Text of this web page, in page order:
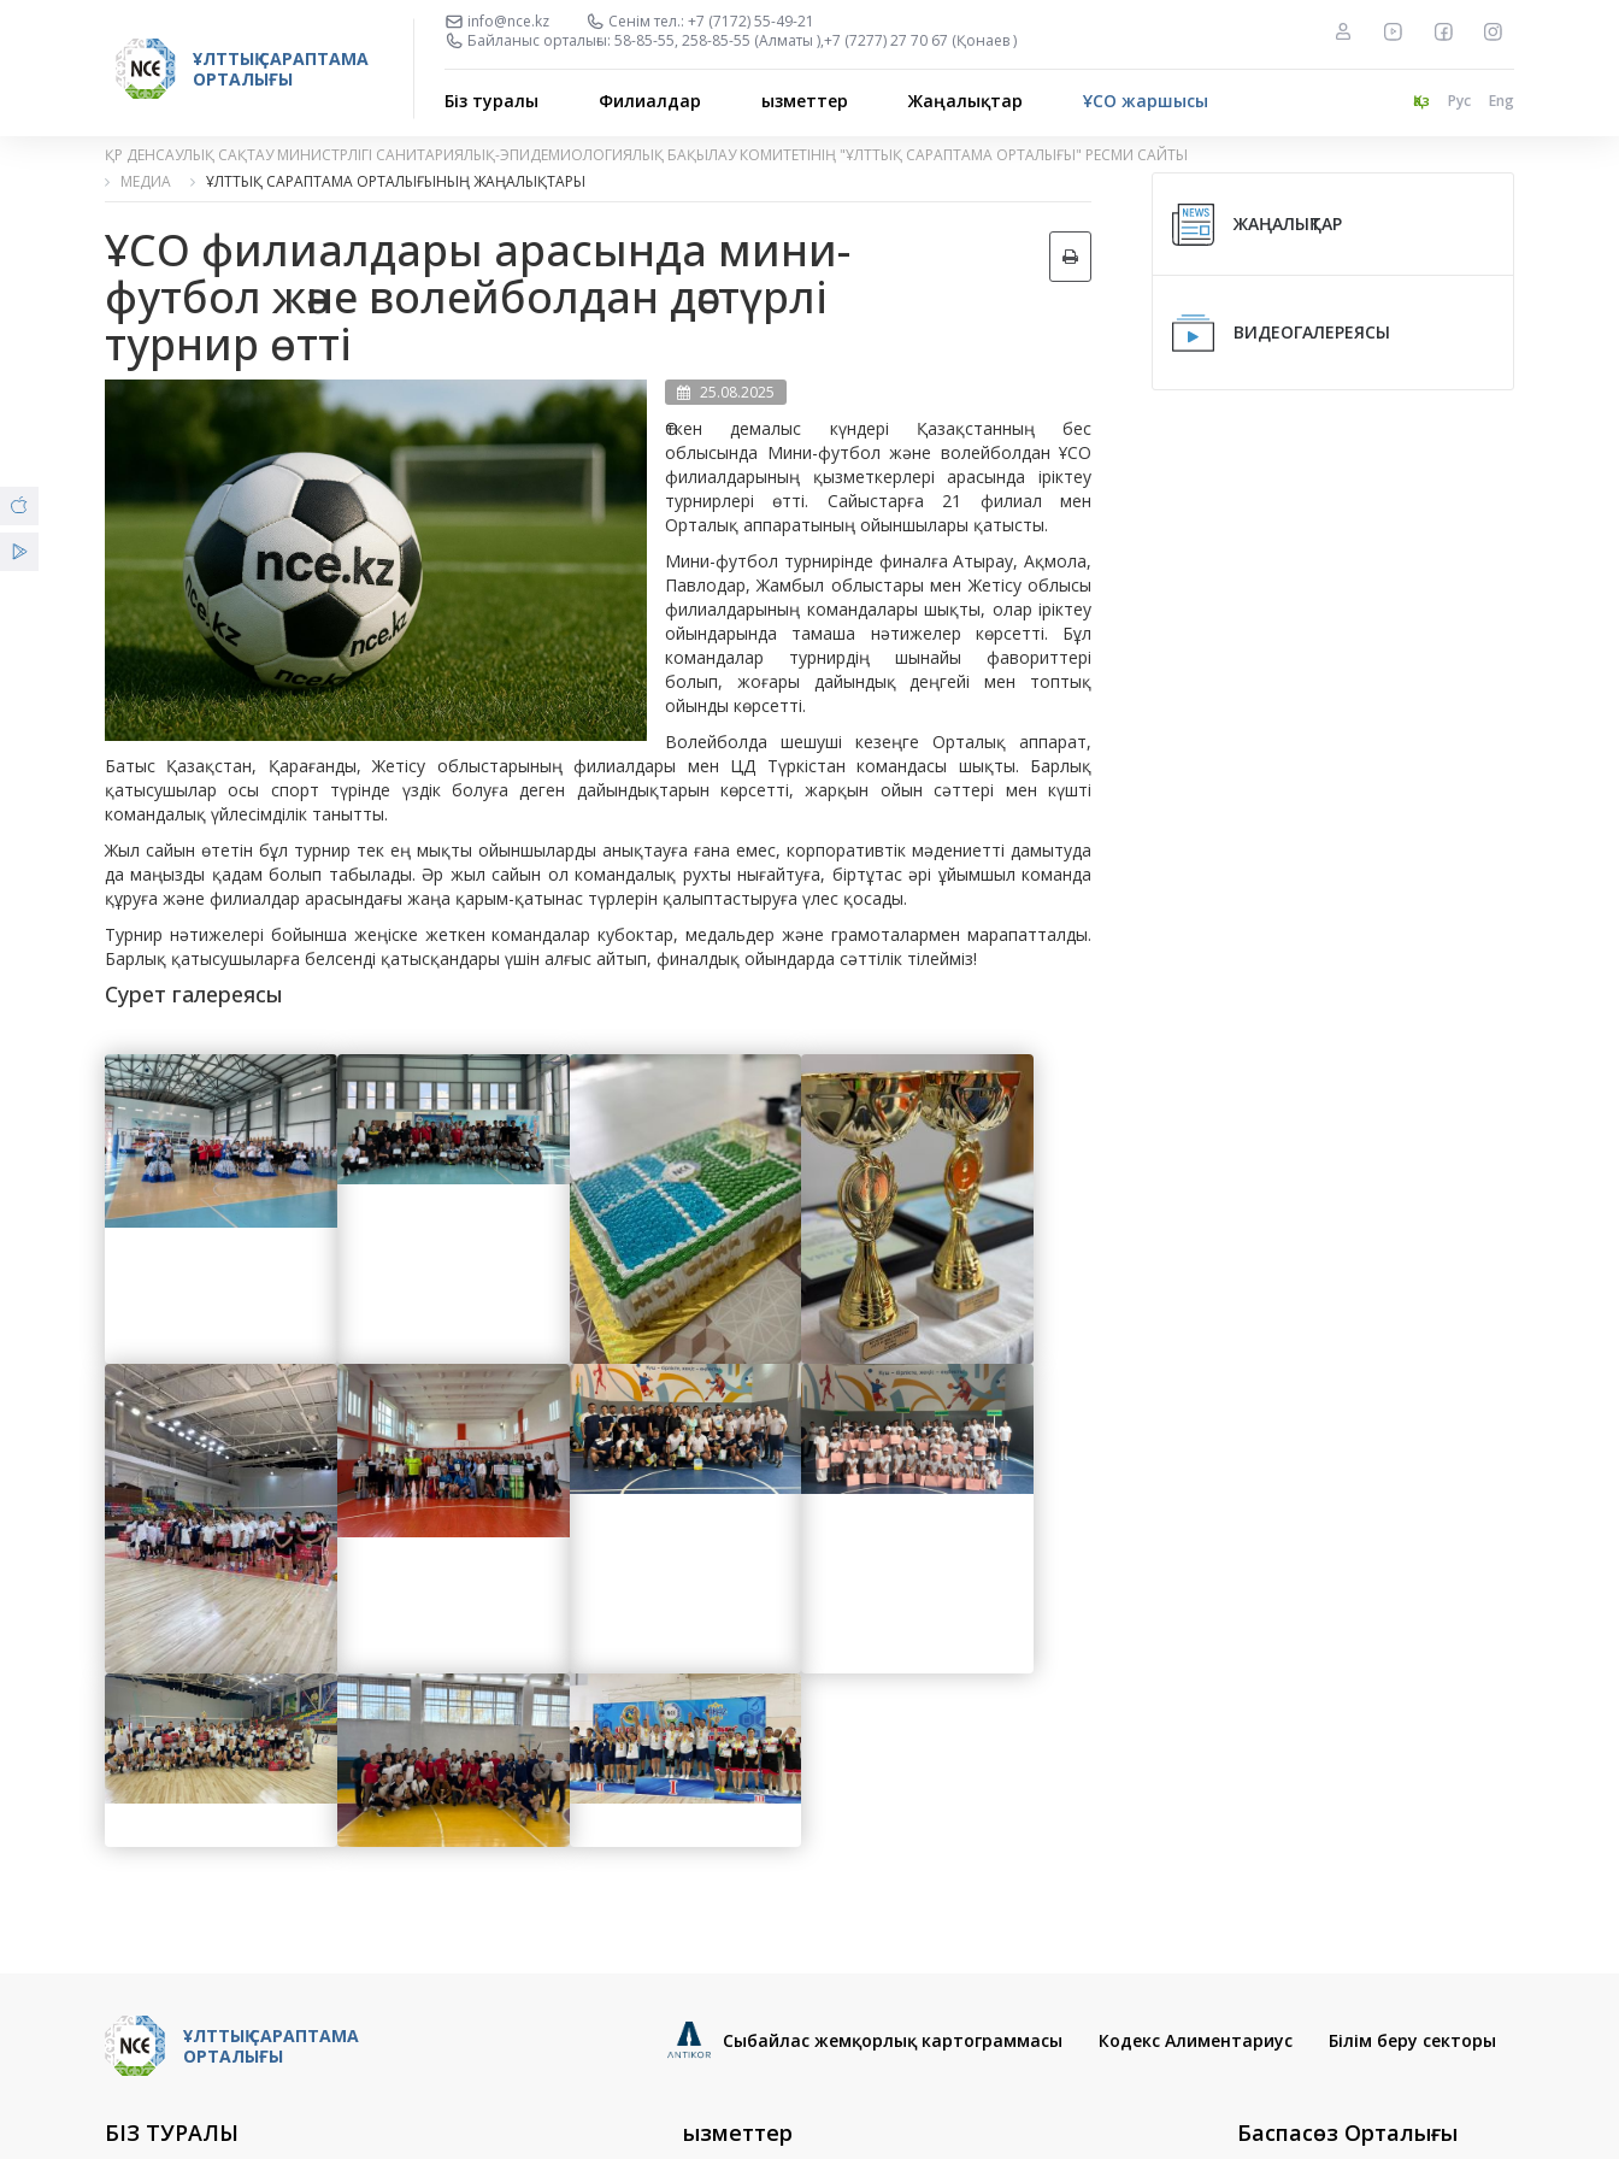
ҰЛТТЫҚ САРАПТАМА
ОРТАЛЫҒЫ
info@nce.kz Сенім тел.: +7 (7172) 55-49-21
Байланыс орталығы: 58-85-55, 258-85-55 (Алматы ),+7 (7277) 27 70 67 (Қонаев)
Біз туралы Филиалдар Қызметтер Жаңалықтар ҰСО жаршысы Қаз Рус Eng
ҚР ДЕНСАУЛЫҚ САҚТАУ МИНИСТРЛІГІ САНИТАРИЯЛЫҚ-ЭПИДЕМИОЛОГИЯЛЫҚ БАҚЫЛАУ КОМИТЕТІНІҢ "ҰЛТТЫҚ САРАПТАМА ОРТАЛЫҒЫ" РЕСМИ САЙТЫ
МЕДИА
ҰЛТТЫҚ САРАПТАМА ОРТАЛЫҒЫНЫҢ ЖАҢАЛЫҚТАРЫ
ҰСО филиалдары арасында мини-
футбол және волейболдан дәстүрлі
турнир өтті
25.08.2025
Өткен демалыс күндері Қазақстанның бес
облысында Мини-футбол және волейболдан ҰСО
филиалдарының қызметкерлері арасында іріктеу
турнирлері өтті. Сайыстарға 21 филиал мен
Орталық аппаратының ойыншылары қатысты.
Мини-футбол турнирінде финалға Атырау, Ақмола,
Павлодар, Жамбыл облыстары мен Жетісу облысы
филиалдарының командалары шықты, олар іріктеу
ойындарында тамаша нәтижелер көрсетті. Бұл
командалар турнирдің шынайы фавориттері
болып, жоғары дайындық деңгейі мен топтық
ойынды көрсетті.
Волейболда шешуші кезеңге Орталық аппарат,
Батыс Қазақстан, Қарағанды, Жетісу облыстарының филиалдары мен ЦД Түркістан командасы шықты. Барлық
қатысушылар осы спорт түрінде үздік болуға деген дайындықтарын көрсетті, жарқын ойын сәттері мен күшті
командалық үйлесімділік танытты.
Жыл сайын өтетін бұл турнир тек ең мықты ойыншыларды анықтауға ғана емес, корпоративтік мәдениетті дамытуда
да маңызды қадам болып табылады. Әр жыл сайын ол командалық рухты нығайтуға, біртұтас әрі ұйымшыл команда
құруға және филиалдар арасындағы жаңа қарым-қатынас түрлерін қалыптастыруға үлес қосады.
Турнир нәтижелері бойынша жеңіске жеткен командалар кубоктар, медальдер және грамоталармен марапатталды.
Барлық қатысушыларға белсенді қатысқандары үшін алғыс айтып, финалдық ойындарда сәттілік тілейміз!
Сурет галереясы
ЖАҢАЛЫҚТАР
ВИДЕОГАЛЕРЕЯСЫ
ҰЛТТЫҚ САРАПТАМА
ОРТАЛЫҒЫ
Сыбайлас жемқорлық картограммасы Кодекс Алиментариус Білім беру секторы
БІЗ ТУРАЛЫ Қызметтер Баспасөз Орталығы